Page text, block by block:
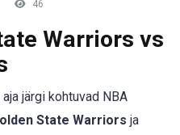
46
Warriors vs
järgi kohtuvad NBA
State Warriors ja